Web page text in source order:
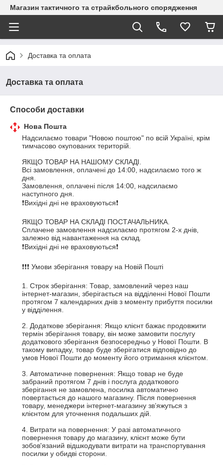
Магазин тактичного та страйкбольного спорядження
Доставка та оплата
Доставка та оплата
Способи доставки
Нова Пошта
Надсилаємо товари "Новою поштою" по всій Україні, крім
тимчасово окупованих територій.
ЯКЩО ТОВАР НА НАШОМУ СКЛАДІ.
Всі замовлення, оплачені до 14:00, надсилаємо того ж
дня.
Замовлення, оплачені після 14:00, надсилаємо
наступного дня.
❗Вихідні дні не враховуються❗
ЯКЩО ТОВАР НА СКЛАДІ ПОСТАЧАЛЬНИКА.
Сплачене замовлення надсилаємо протягом 2-х днів,
залежно від навантаження на склад.
❗Вихідні дні не враховуються❗
❗❗❗ Умови зберігання товару на Новій Пошті
1. Строк зберігання: Товар, замовлений через наш
інтернет-магазин, зберігається на відділенні Нової Пошти
протягом 7 календарних днів з моменту прибуття посилки
у відділення.
2. Додаткове зберігання: Якщо клієнт бажає продовжити
термін зберігання товару, він може замовити послугу
додаткового зберігання безпосередньо у Нової Пошти. В
такому випадку, товар буде зберігатися відповідно до
умов Нової Пошти до моменту його отримання клієнтом.
3. Автоматичне повернення: Якщо товар не буде
забраний протягом 7 днів і послуга додаткового
зберігання не замовлена, посилка автоматично
повертається до нашого магазину. Після повернення
товару, менеджери інтернет-магазину зв’яжуться з
клієнтом для уточнення подальших дій.
4. Витрати на повернення: У разі автоматичного
повернення товару до магазину, клієнт може бути
зобов'язаний відшкодувати витрати на транспортування
посилки у обидві сторони.